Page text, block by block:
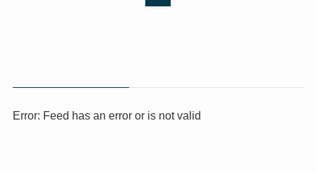
Error: Feed has an error or is not valid